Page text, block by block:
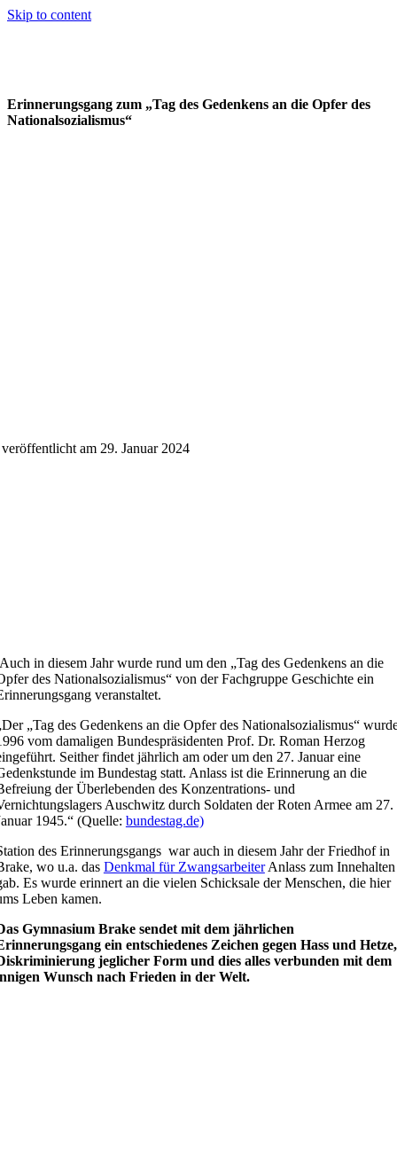
Skip to content
Erinnerungsgang zum „Tag des Gedenkens an die Opfer des
Nationalsozialismus“
veröffentlicht am 29. Januar 2024
in diesem Jahr wurde rund um den „Tag des Gedenkens an die
des Nationalsozialismus“ von der Fachgruppe Geschichte ein
veranstaltet.
„Tag des Gedenkens an die Opfer des Nationalsozialismus“
vom damaligen Bundespräsidenten Prof. Dr. Roman Herzog
Seither findet jährlich am oder um den 27. Januar eine
im Bundestag statt. Anlass ist die Erinnerung an die
der Überlebenden des Konzentrations- und
Auschwitz durch Soldaten der Roten Armee am 27.
1945.“ (Quelle: bundestag.de)
des Erinnerungsgangs war auch in diesem Jahr der Friedhof in
wo u.a. das Denkmal für ZwangsarbeiterAnlass zum Innehalten
Es wurde erinnert an die vielen Schicksale der Menschen, die hier
Leben kamen.
Gymnasium Brake sendet mit dem jährlichen
ein entschiedenes Zeichen gegen Hass und Hetze,
jeglicher Form und dies alles verbunden mit dem
Wunsch nach Frieden in der Welt.